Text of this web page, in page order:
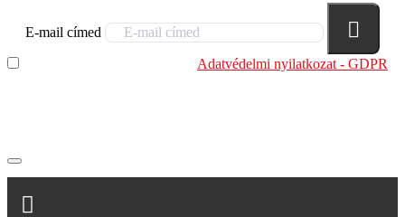
E-mail címed
Adatvédelmi nyilatkozat - GDPR